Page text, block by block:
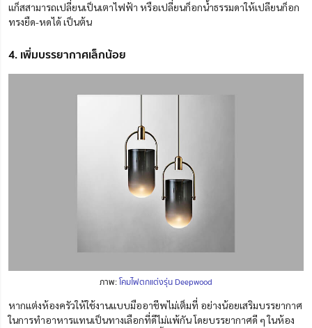
แก็สสามารถเปลี่ยนเป็นเตาไฟฟ้า หรือเปลี่ยนก็อกน้ำธรรมดาให้เปลียนก็อก
ทรงยืด-หดได้ เป็นต้น
4. เพิ่มบรรยากาศเล็กน้อย
ภาพ:โคมไฟตกแต่งรุ่น Deepwood
หากแต่งห้องครัวให้ใช้งานแบบมืออาชีพไม่เต็มที่ อย่างน้อยเสริมบรรยากาศ
ในการทำอาหารแทนเป็นทางเลือกที่ดีไม่แพ้กัน โดยบรรยากาศดี ๆในห้อง